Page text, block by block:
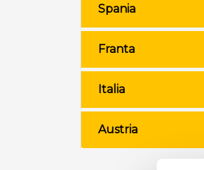
Spania
Franta
Italia
Austria